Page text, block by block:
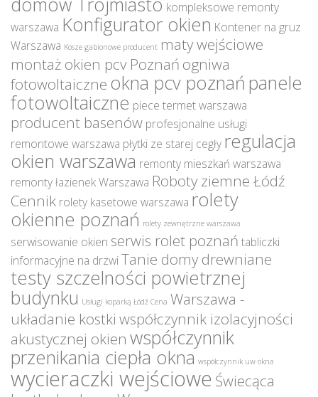
kompleksowe remonty
warszawa Konfigurator okien Kontener na gruz
Warszawa Kosze gabionowe producent maty wejściowe
montaż okien pcv Poznań ogniwa
fotowoltaiczne okna pcv poznań panele
fotowoltaiczne piece termet warszawa
producent basenów profesjonalne usługi
remontowe warszawa płytki ze starej cegły regulacja
okien warszawa remonty mieszkań warszawa
remonty łazienek Warszawa Roboty ziemne Łódź
Cennik rolety kasetowe warszawa rolety
okienne poznań rolety zewnętrzne warszawa
serwisowanie okien serwis rolet poznań tabliczki
informacyjne na drzwiTanie domy drewniane
testy szczelności powietrznej
budynku Usługi koparką Łódź Cena Warszawa -
układanie kostki współczynnik izolacyjności
akustycznej okien współczynnik
przenikania ciepła okna współczynnik uw okna
wycieraczki wejściowe Świecąca